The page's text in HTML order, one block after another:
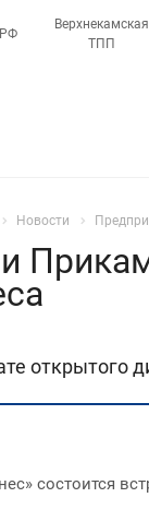
Верхнекамская
ТПП
Новости
открытого
состоится